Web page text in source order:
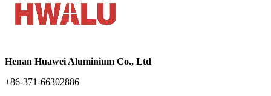
Henan Huawei Aluminium Co., Ltd
+86-371-66302886